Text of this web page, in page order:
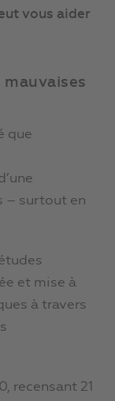
vous aider
que
– surtout en
et mise à
à travers
recensant 21